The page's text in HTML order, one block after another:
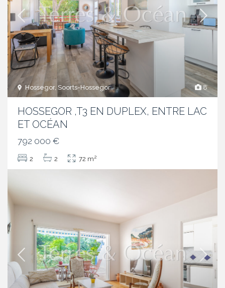
8
Hossegor, Soorts-Hossegor
HOSSEGOR ,T3 EN DUPLEX, ENTRE LAC
ET OCÉAN
792 000 €
2 2 72 m2